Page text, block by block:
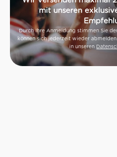
mit unseren
Durch Ihre Anmeldung stimmen Sie
können sich jederzeit wieder
in unseren